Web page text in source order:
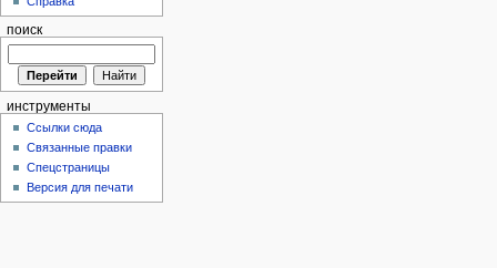
поиск
инструменты
Ссылки сюда
Связанные правки
Спецстраницы
Версия для печати